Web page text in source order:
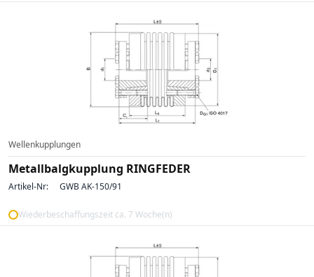
Wellenkupplungen
Metallbalgkupplung RINGFEDER
Artikel-Nr: GWB AK-150/91
Wiederbeschaffungszeit ca. 7 Woche(n)